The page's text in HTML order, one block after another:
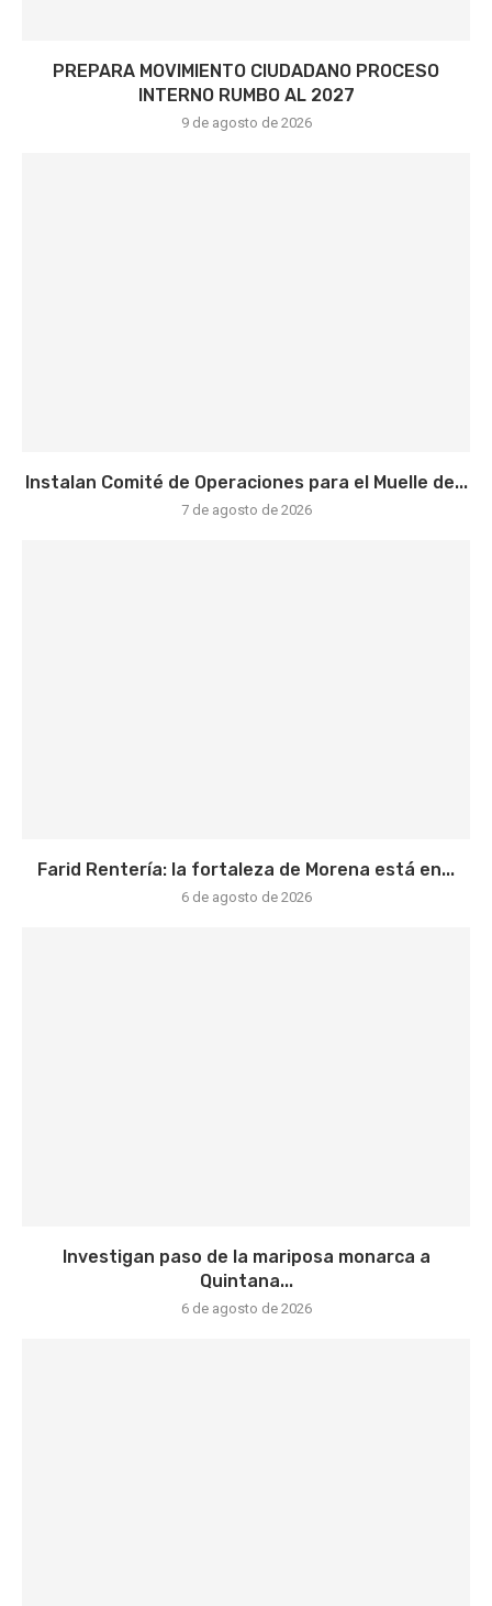
PREPARA MOVIMIENTO CIUDADANO PROCESO
INTERNO RUMBO AL 2027
9 de agosto de 2026
Instalan Comité de Operaciones para el Muelle de...
7 de agosto de 2026
Farid Rentería: la fortaleza de Morena está en...
6 de agosto de 2026
Investigan paso de la mariposa monarca a
Quintana...
6 de agosto de 2026